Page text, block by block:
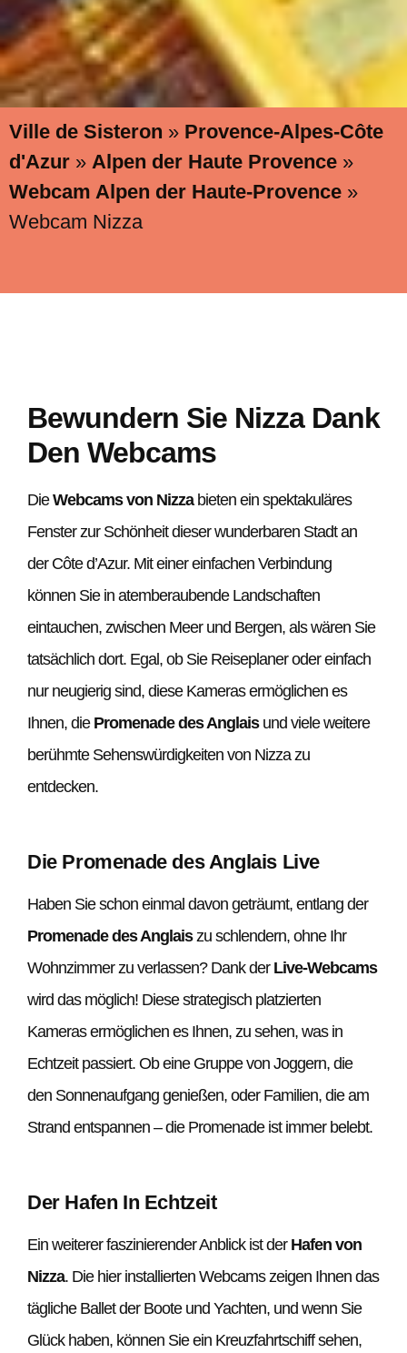
Ville de Sisteron » Provence-Alpes-Côte
d'Azur » Alpen der Haute Provence »
Webcam Alpen der Haute-Provence »
Webcam Nizza
Bewundern Sie Nizza Dank
Den Webcams
DieWebcams von Nizzabieten ein spektakuläres
Fenster zur Schönheit dieser wunderbaren Stadt an
der Côte d’Azur. Mit einer einfachen Verbindung
können Sie in atemberaubende Landschaften
eintauchen, zwischen Meer und Bergen, als wären Sie
tatsächlich dort. Egal, ob Sie Reiseplaner oder einfach
nur neugierig sind, diese Kameras ermöglichen es
Ihnen, die Promenade des Anglaisund viele weitere
berühmte Sehenswürdigkeiten von Nizza zu
entdecken.
Die Promenade des Anglais Live
Haben Sie schon einmal davon geträumt, entlang der
Promenade des Anglaiszu schlendern, ohne Ihr
Wohnzimmer zu verlassen? Dank der Live-Webcams
wird das möglich! Diese strategisch platzierten
Kameras ermöglichen es Ihnen, zu sehen, was in
Echtzeit passiert. Ob eine Gruppe von Joggern, die
den Sonnenaufgang genießen, oder Familien, die am
Strand entspannen – die Promenade ist immer belebt.
Der Hafen In Echtzeit
Ein weiterer faszinierender Anblick ist der Hafen von
Nizza. Die hier installierten Webcams zeigen Ihnen das
tägliche Ballet der Boote und Yachten, und wenn Sie
Glück haben, können Sie ein Kreuzfahrtschiff sehen,